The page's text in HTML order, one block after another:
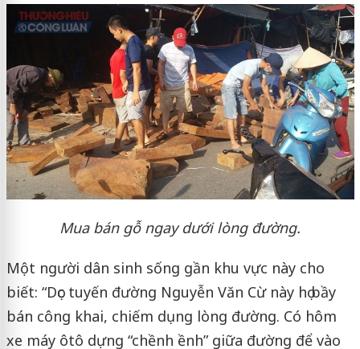
Mua bán gỗ ngay dưới lòng đường.
Một người dân sinh sống gần khu vực này cho
biết: “Dọc tuyến đường Nguyễn Văn Cừ này họ bầy
bán công khai, chiếm dụng lòng đường. Có hôm
xe máy ôtô dựng “chềnh ềnh” giữa đường để vào